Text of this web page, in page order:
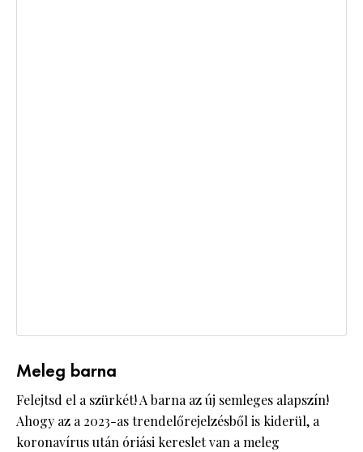
Meleg barna
Felejtsd el a szürkét! A barna az új semleges alapszín!
Ahogy az a 2023-as trendelőrejelzésből is kiderül, a
koronavírus után óriási kereslet van a meleg